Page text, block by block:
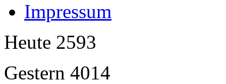
Impressum
Heute 2593
Gestern 4014